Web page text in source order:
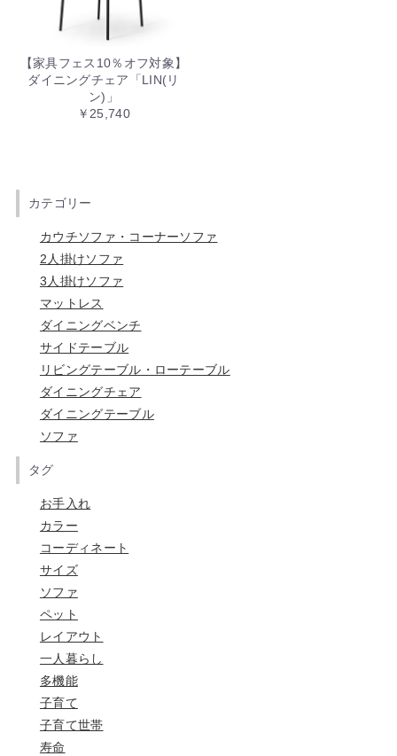
【家具フェス10％オフ対象】
ダイニングチェア「LIN(リ
ン)」
￥25,740
カテゴリー
カウチソファ・コーナーソファ
2人掛けソファ
3人掛けソファ
マットレス
ダイニングベンチ
サイドテーブル
リビングテーブル・ローテーブル
ダイニングチェア
ダイニングテーブル
ソファ
タグ
お手入れ
カラー
コーディネート
サイズ
ソファ
ペット
レイアウト
一人暮らし
多機能
子育て
子育て世帯
寿命